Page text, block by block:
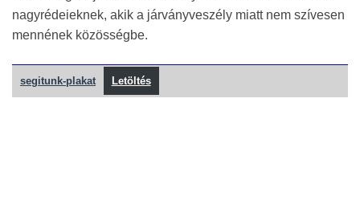
nagyrédeieknek, akik a járványveszély miatt nem szívesen
mennének közösségbe.
segitunk-plakat Letöltés